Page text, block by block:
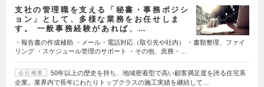
支社の管理職を支える「秘書・事務ポジシ
ョン」として、多様な業務をお任せしま
す。 一般事務経験があれば、…
・報告書の作成補助 ・メール・電話対応（取引先や社内） ・書類整理、ファイ
リング ・スケジュール管理のサポート ・その他、庶務・…
会社概要
50年以上の歴史を持ち、地域密着型で高い顧客満足度を誇る住宅系
企業。業界内で長年にわたりトップクラスの施工実績を継続して…